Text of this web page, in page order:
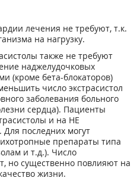
лечения не требуют, т.к.
на нагрузку.
также не требуют
наджелудочковых
(кроме бета-блокаторов)
число экстрасистол
заболевания больного
сердца). Пациенты
и на НЕ
последних могут
препараты типа
и т.д.). Число
но существенно повлияют на
жизни.